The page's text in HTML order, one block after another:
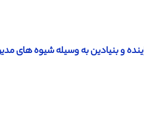
و بنیادین به وسیله شیوه های